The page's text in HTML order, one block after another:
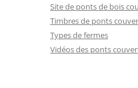
Site de ponts de bois
Timbres de ponts
Types de fermes
Vidéos des ponts